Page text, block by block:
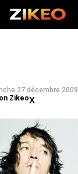
27 décembre 2009
Zikeo